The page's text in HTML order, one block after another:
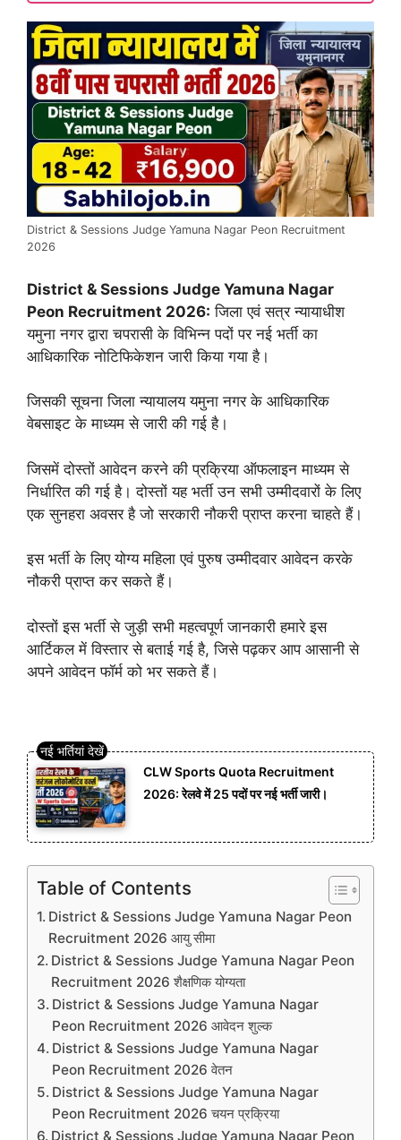
District & Sessions Judge Yamuna Nagar Peon Recruitment
2026
District & Sessions Judge Yamuna Nagar
Peon Recruitment 2026: जिला एवं सत्र न्यायाधीश
यमुना नगर द्वारा चपरासी के विभिन्न पदों पर नई भर्ती का
आधिकारिक नोटिफिकेशन जारी किया गया है।
जिसकी सूचना जिला न्यायालय यमुना नगर के आधिकारिक
वेबसाइट के माध्यम से जारी की गई है।
जिसमें दोस्तों आवेदन करने की प्रक्रिया ऑफलाइन माध्यम से
निर्धारित की गई है। दोस्तों यह भर्ती उन सभी उम्मीदवारों के लिए
एक सुनहरा अवसर है जो सरकारी नौकरी प्राप्त करना चाहते हैं।
इस भर्ती के लिए योग्य महिला एवं पुरुष उम्मीदवार आवेदन करके
नौकरी प्राप्त कर सकते हैं।
दोस्तों इस भर्ती से जुड़ी सभी महत्वपूर्ण जानकारी हमारे इस
आर्टिकल में विस्तार से बताई गई है, जिसे पढ़कर आप आसानी से
अपने आवेदन फॉर्म को भर सकते हैं।
CLW Sports Quota Recruitment
2026: रेलवे में 25 पदों पर नई भर्ती जारी।
Table of Contents
District & Sessions Judge Yamuna Nagar Peon
Recruitment 2026 आयु सीमा
District & Sessions Judge Yamuna Nagar Peon
Recruitment 2026 शैक्षणिक योग्यता
District & Sessions Judge Yamuna Nagar
Peon Recruitment 2026 आवेदन शुल्क
District & Sessions Judge Yamuna Nagar
Peon Recruitment 2026 वेतन
District & Sessions Judge Yamuna Nagar
Peon Recruitment 2026 चयन प्रक्रिया
District & Sessions Judge Yamuna Nagar Peon